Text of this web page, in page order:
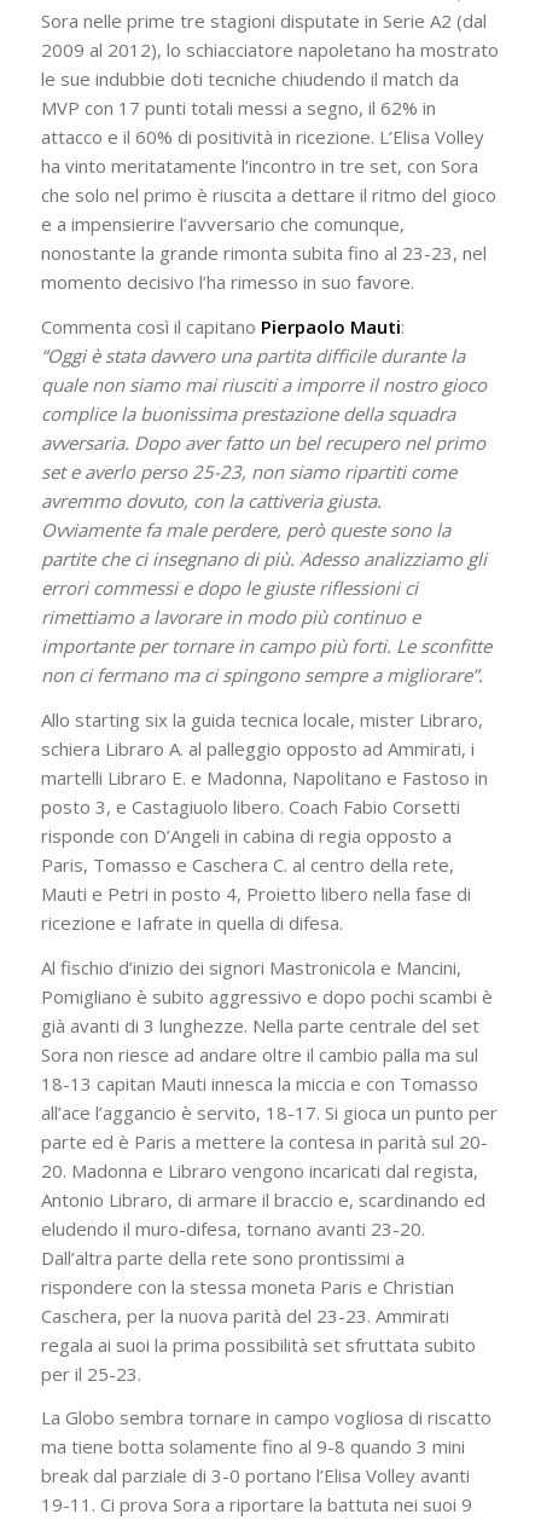
Sora nelle prime tre stagioni disputate in Serie A2 (dal
2009 al 2012), lo schiacciatore napoletano ha mostrato
le sue indubbie doti tecniche chiudendo il match da
MVP con 17 punti totali messi a segno, il 62% in
attacco e il 60% di positività in ricezione. L’Elisa Volley
ha vinto meritatamente l’incontro in tre set, con Sora
che solo nel primo è riuscita a dettare il ritmo del gioco
e a impensierire l’avversario che comunque,
nonostante la grande rimonta subita fino al 23-23, nel
momento decisivo l’ha rimesso in suo favore.
Commenta così il capitano Pierpaolo Mauti:
“Oggi è stata davvero una partita difficile durante la
quale non siamo mai riusciti a imporre il nostro gioco
complice la buonissima prestazione della squadra
avversaria. Dopo aver fatto un bel recupero nel primo
set e averlo perso 25-23, non siamo ripartiti come
avremmo dovuto, con la cattiveria giusta.
Ovviamente fa male perdere, però queste sono la
partite che ci insegnano di più. Adesso analizziamo gli
errori commessi e dopo le giuste riflessioni ci
rimettiamo a lavorare in modo più continuo e
importante per tornare in campo più forti. Le sconfitte
non ci fermano ma ci spingono sempre a migliorare”.
Allo starting six la guida tecnica locale, mister Libraro,
schiera Libraro A. al palleggio opposto ad Ammirati, i
martelli Libraro E. e Madonna, Napolitano e Fastoso in
posto 3, e Castagiuolo libero. Coach Fabio Corsetti
risponde con D’Angeli in cabina di regia opposto a
Paris, Tomasso e Caschera C. al centro della rete,
Mauti e Petri in posto 4, Proietto libero nella fase di
ricezione e Iafrate in quella di difesa.
Al fischio d’inizio dei signori Mastronicola e Mancini,
Pomigliano è subito aggressivo e dopo pochi scambi è
già avanti di 3 lunghezze. Nella parte centrale del set
Sora non riesce ad andare oltre il cambio palla ma sul
18-13 capitan Mauti innesca la miccia e con Tomasso
all’ace l’aggancio è servito, 18-17. Si gioca un punto per
parte ed è Paris a mettere la contesa in parità sul 20-
20. Madonna e Libraro vengono incaricati dal regista,
Antonio Libraro, di armare il braccio e, scardinando ed
eludendo il muro-difesa, tornano avanti 23-20.
Dall’altra parte della rete sono prontissimi a
rispondere con la stessa moneta Paris e Christian
Caschera, per la nuova parità del 23-23. Ammirati
regala ai suoi la prima possibilità set sfruttata subito
per il 25-23.
La Globo sembra tornare in campo vogliosa di riscatto
ma tiene botta solamente fino al 9-8 quando 3 mini
break dal parziale di 3-0 portano l’Elisa Volley avanti
19-11. Ci prova Sora a riportare la battuta nei suoi 9